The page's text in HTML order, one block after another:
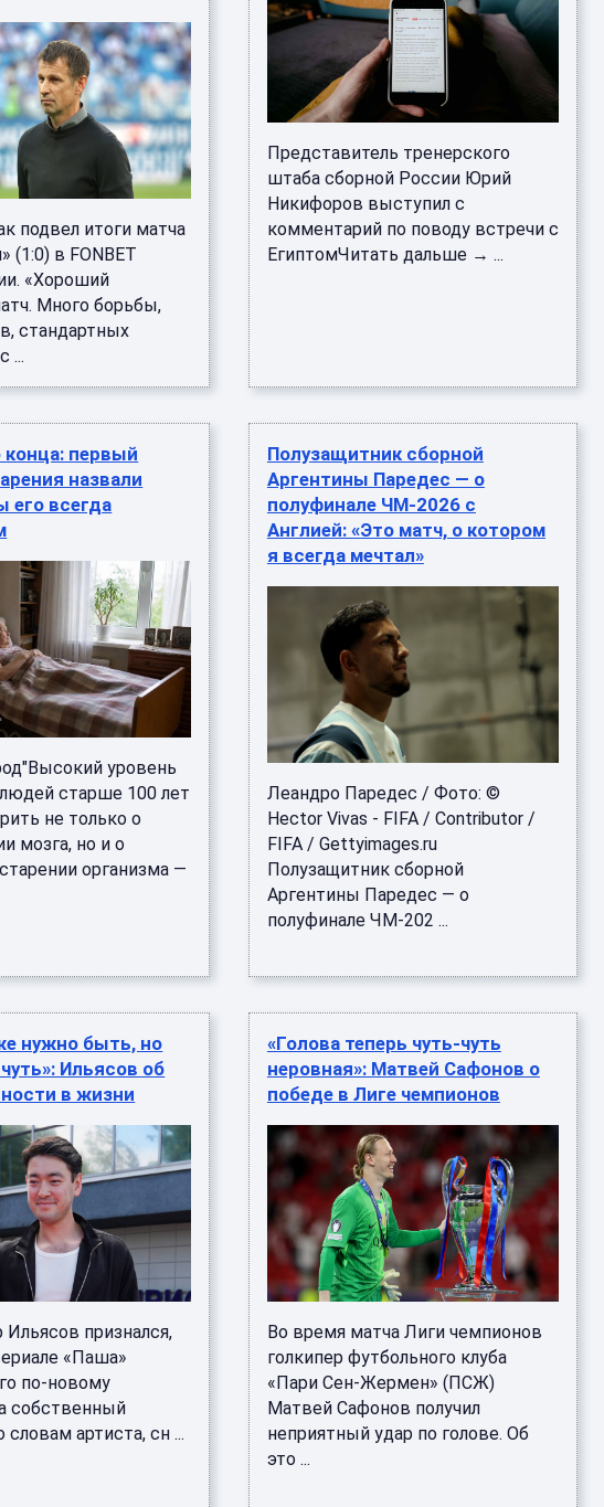
подвел итоги матча
(1:0) в FONBET
«Хороший
Много борьбы,
стандартных
...
Представитель тренерского
штаба сборной России Юрий
Никифоров выступил с
комментарий по поводу встречи с
ЕгиптомЧитать дальше → ...
конца: первый
назвали
его всегда
уровень
старше 100 лет
не только о
мозга, но и о
организма —
Полузащитник сборной
Аргентины Паредес — о
полуфинале ЧМ‑2026 с
Англией: «Это матч, о котором
я всегда мечтал»
Леандро Паредес / Фото: ©
Hector Vivas - FIFA / Contributor /
FIFA / Gettyimages.ru
Полузащитник сборной
Аргентины Паредес — о
полуфинале ЧМ‑202 ...
нужно быть, но
Ильясов об
в жизни
Ильясов признался,
«Паша»
по-новому
собственный
словам артиста, сн ...
«Голова теперь чуть-чуть
неровная»: Матвей Сафонов о
победе в Лиге чемпионов
Во время матча Лиги чемпионов
голкипер футбольного клуба
«Пари Сен-Жермен» (ПСЖ)
Матвей Сафонов получил
неприятный удар по голове. Об
это ...